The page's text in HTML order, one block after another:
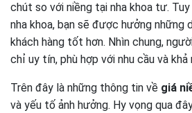
chút so với niềng tại nha khoa tư.
nha khoa, bạn sẽ được hưởng những
khách hàng tốt hơn. Nhìn chung,
chỉ uy tín, phù hợp với nhu cầu và khả
Trên đây là những thông tin về giá
và yếu tố ảnh hưởng. Hy vọng qua